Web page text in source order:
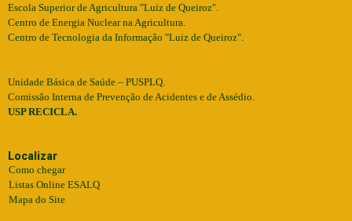
Escola Superior de Agricultura "Luiz de Queiroz".
Centro de Energia Nuclear na Agricultura.
Centro de Tecnologia da Informação "Luiz de Queiroz".
Unidade Básica de Saúde – PUSPLQ.
Comissão Interna de Prevenção de Acidentes e de Assédio.
USP RECICLA.
Localizar
Como chegar
Listas Online ESALQ
Mapa do Site